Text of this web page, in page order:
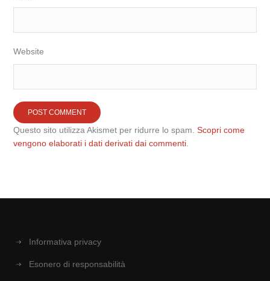
Website
Questo sito utilizza Akismet per ridurre lo spam.Scopri come
vengono elaborati i dati derivati dai commenti
Informativa privacy
Esonero di responsabilità